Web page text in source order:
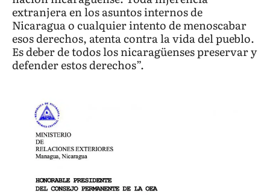
extranjera en los asuntos internos de
Nicaragua o cualquier intento de menoscabar
esos derechos, atenta contra la vida del pueblo.
Es deber de todos los nicaragüenses preservar y
defender estos derechos”.